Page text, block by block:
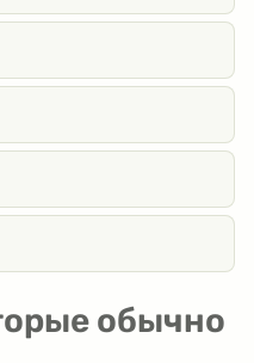
обычно